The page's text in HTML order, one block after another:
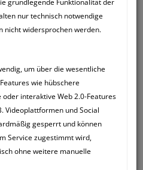
nur technisch notwendige
nicht widersprochen werden.
um über die wesentliche
wie hübschere
interaktive Web 2.0-Features
Videoplattformen und Social
gesperrt und können
Service zugestimmt wird,
ohne weitere manuelle